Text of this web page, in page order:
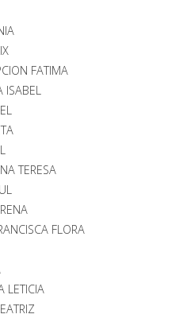
FATIMA
ISABEL
TERESA
FLORA
LETICIA